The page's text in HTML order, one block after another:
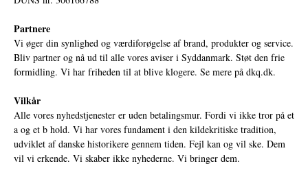
Partnere
Vi øger din synlighed og værdiforøgelse af brand, produkter og service.
Bliv partner og nå ud til alle vores aviser i Syddanmark. Støt den frie
formidling. Vi har friheden til at blive klogere. Se mere på dkq.dk.
Vilkår
Alle vores nyhedstjenester er uden betalingsmur. Fordi vi ikke tror på et
a og et b hold. Vi har vores fundament i den kildekritiske tradition,
udviklet af danske historikere gennem tiden. Fejl kan og vil ske. Dem
vil vi erkende. Vi skaber ikke nyhederne. Vi bringer dem.